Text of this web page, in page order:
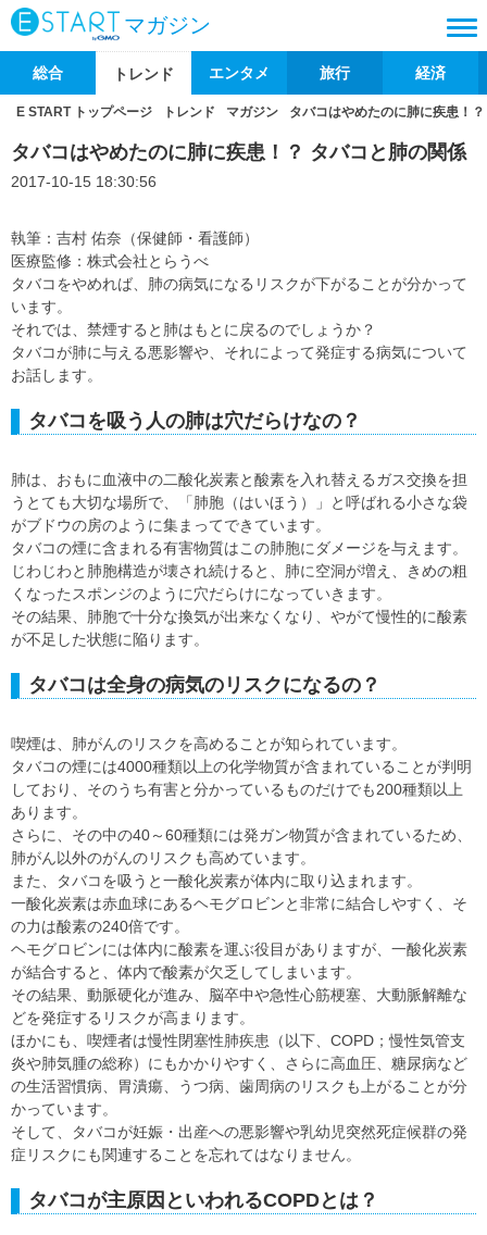
マガジン
総合 トレンド エンタメ 旅行 経済
E START トップページ トレンド マガジン タバコはやめたのに肺に疾患！
タバコはやめたのに肺に疾患！？ タバコと肺の関係
2017-10-15 18:30:56
執筆：吉村 佑奈（保健師・看護師）
医療監修：株式会社とらうべ
タバコをやめれば、肺の病気になるリスクが下がることが分かって
います。
それでは、禁煙すると肺はもとに戻るのでしょうか？
タバコが肺に与える悪影響や、それによって発症する病気について
お話します。
タバコを吸う人の肺は穴だらけなの？
肺は、おもに血液中の二酸化炭素と酸素を入れ替えるガス交換を担
うとても大切な場所で、「肺胞（はいほう）」と呼ばれる小さな袋
がブドウの房のように集まってできています。
タバコの煙に含まれる有害物質はこの肺胞にダメージを与えます。
じわじわと肺胞構造が壊され続けると、肺に空洞が増え、きめの粗
くなったスポンジのように穴だらけになっていきます。
その結果、肺胞で十分な換気が出来なくなり、やがて慢性的に酸素
が不足した状態に陥ります。
タバコは全身の病気のリスクになるの？
喫煙は、肺がんのリスクを高めることが知られています。
タバコの煙には4000種類以上の化学物質が含まれていることが判明
しており、そのうち有害と分かっているものだけでも200種類以上
あります。
さらに、その中の40～60種類には発ガン物質が含まれているため、
肺がん以外のがんのリスクも高めています。
また、タバコを吸うと一酸化炭素が体内に取り込まれます。
一酸化炭素は赤血球にあるヘモグロビンと非常に結合しやすく、そ
の力は酸素の240倍です。
ヘモグロビンには体内に酸素を運ぶ役目がありますが、一酸化炭素
が結合すると、体内で酸素が欠乏してしまいます。
その結果、動脈硬化が進み、脳卒中や急性心筋梗塞、大動脈解離な
どを発症するリスクが高まります。
ほかにも、喫煙者は慢性閉塞性肺疾患（以下、COPD；慢性気管支
炎や肺気腫の総称）にもかかりやすく、さらに高血圧、糖尿病など
の生活習慣病、胃潰瘍、うつ病、歯周病のリスクも上がることが分
かっています。
そして、タバコが妊娠・出産への悪影響や乳幼児突然死症候群の発
症リスクにも関連することを忘れてはなりません。
タバコが主原因といわれるCOPDとは？